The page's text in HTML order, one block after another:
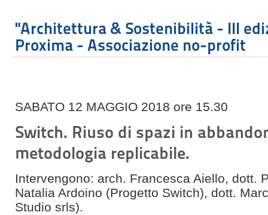
"Architettura & Sostenibilità - III
Proxima - Associazione no-profit
SABATO 12 MAGGIO 2018 ore 15.30
Switch. Riuso di spazi in
metodologia replicabile.
Intervengono: arch. Francesca Aiello, dott.
Natalia Ardoino (Progetto Switch), dott.
Studio srls).